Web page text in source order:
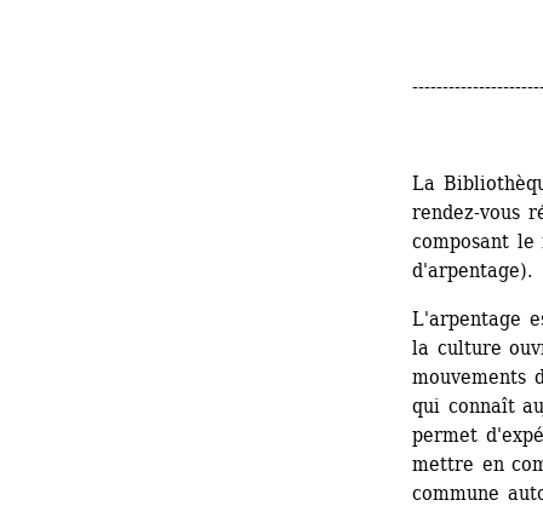
La
rendez-vous
composant le
d'arpentage).
L'arpentage
la culture
mouvements
qui connaît
permet
mettre en
commune